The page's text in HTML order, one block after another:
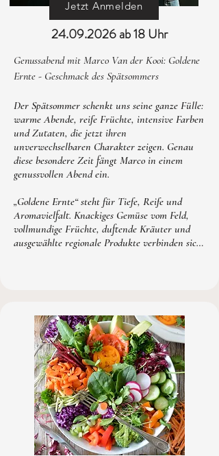
Sie haben Fragen zu einem unserer Kurse?
Dann schreiben Sie uns gerne eine E-Mail an
info@torhaus-moehnesee.de
Jetzt Anmelden
24.09.2026ab 18 Uhr
Genussabend mit Marco Van der Kooi: Goldene
Ernte - Geschmack des Spätsommers
Der Spätsommer schenkt uns seine ganze Fülle:
warme Abende, reife Früchte, intensive Farben
und Zutaten, die jetzt ihren
unverwechselbaren Charakter zeigen. Genau
diese besondere Zeit fängt Marco in einem
genussvollen Abend ein.
„Goldene Ernte“ steht für Tiefe, Reife und
Aromavielfalt. Knackiges Gemüse vom Feld,
vollmundige Früchte, duftende Kräuter und
ausgewählte regionale Produkte verbinden sich
Sommelier gestaltet Marco ein Menü aus
regionalen Produkten des Spätsommers. Die
begleitenden Weine sind fein abgestimmt und
unterstreichen die Tiefe und Wärme der
einzelnen Gänge.
Ein Abend für alle, die saisonale Küche lieben,
neue Geschmackskombinationen entdecken
möchten und die goldene Jahreszeit mit allen
Sinnen genießen wollen.